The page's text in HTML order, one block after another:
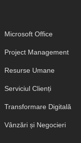
Microsoft Office
Project Management
Resurse Umane
Serviciul Clienți
Transformare Digitală
Vânzări și Negocieri